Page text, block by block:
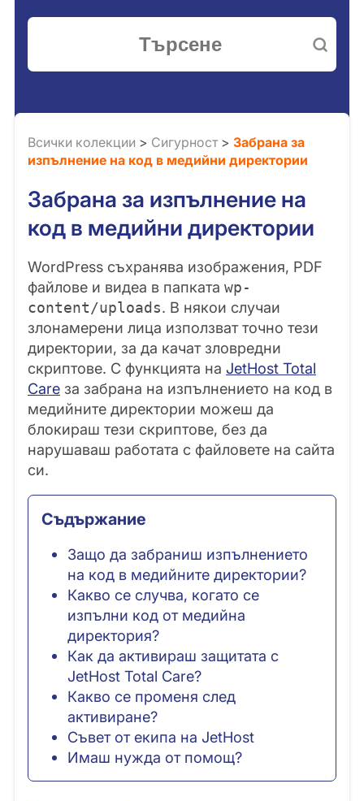
Всички колекции > Сигурност > Забрана за
изпълнение на код в медийни директории
Забрана за изпълнение на
код в медийни директории
WordPress съхранява изображения, PDF
файлове и видеа в папката wp-
content/uploads. В някои случаи
злонамерени лица използват точно тези
директории, за да качат зловредни
скриптове. С функцията на JetHost Total
Care за забрана на изпълнението на код в
медийните директории можеш да
блокираш тези скриптове, без да
нарушаваш работата с файловете на сайта
си.
Съдържание
Защо да забраниш изпълнението
на код в медийните директории?
Какво се случва, когато се
изпълни код от медийна
директория?
Как да активираш защитата с
JetHost Total Care?
Какво се променя след
активиране?
Съвет от екипа на JetHost
Имаш нужда от помощ?